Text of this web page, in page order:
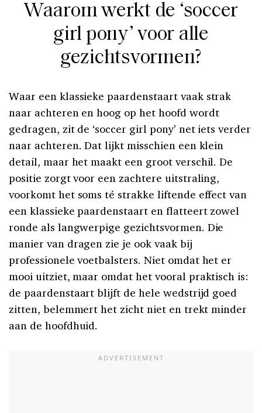
Waarom werkt de ‘soccer
girl pony’ voor alle
gezichtsvormen?
Waar een klassieke paardenstaart vaak strak
naar achteren en hoog op het hoofd wordt
gedragen, zit de ‘soccer girl pony’ net iets verder
naar achteren. Dat lijkt misschien een klein
detail, maar het maakt een groot verschil. De
positie zorgt voor een zachtere uitstraling,
voorkomt het soms té strakke liftende effect van
een klassieke paardenstaart en flatteert zowel
ronde als langwerpige gezichtsvormen. Die
manier van dragen zie je ook vaak bij
professionele voetbalsters. Niet omdat het er
mooi uitziet, maar omdat het vooral praktisch is:
de paardenstaart blijft de hele wedstrijd goed
zitten, belemmert het zicht niet en trekt minder
aan de hoofdhuid.